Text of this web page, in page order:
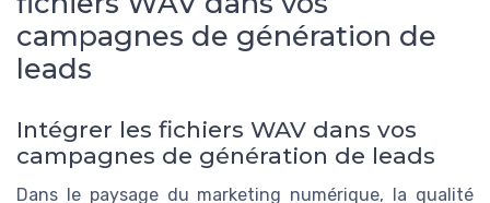
campagnes de génération de
leads
Intégrer les fichiers WAV dans vos
campagnes de génération de leads
Dans le paysage du marketing numérique, la qualité